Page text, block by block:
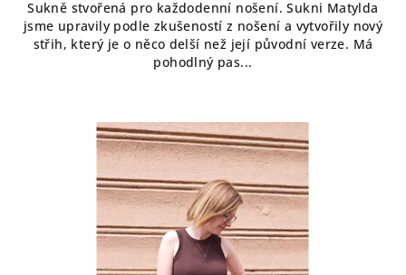
Sukně stvořená pro každodenní nošení. Sukni Matylda
jsme upravily podle zkušeností z nošení a vytvořily nový
střih, který je o něco delší než její původní verze. Má
pohodlný pas...